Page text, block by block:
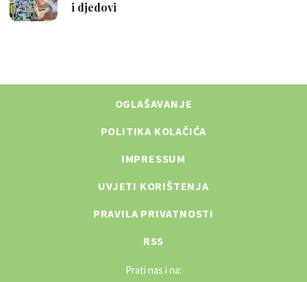
OGLAŠAVANJE
POLITIKA KOLAČIĆA
IMPRESSUM
UVJETI KORIŠTENJA
PRAVILA PRIVATNOSTI
RSS
Prati nas i na: